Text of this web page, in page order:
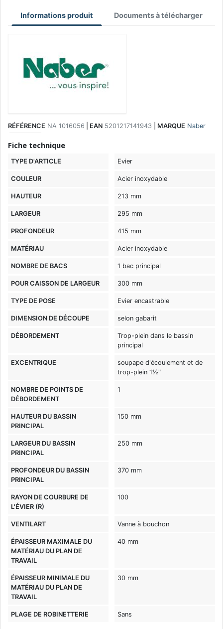
Informations produit Documents à télécharger
RÉFÉRENCE NA 1016056 EAN 5201217141943 MARQUE Naber
Fiche technique
TYPE D'ARTICLE Evier
COULEUR Acier inoxydable
HAUTEUR 213 mm
LARGEUR 295 mm
PROFONDEUR 415 mm
MATÉRIAU Acier inoxydable
NOMBRE DE BACS 1 bac principal
POUR CAISSON DE LARGEUR 300 mm
TYPE DE POSE Evier encastrable
DIMENSION DE DÉCOUPE selon gabarit
DÉBORDEMENT
Trop-plein dans le bassin
principal
EXCENTRIQUE
soupape d'écoulement et de
trop-plein 1½"
NOMBRE DE POINTS DE
DÉBORDEMENT
1
HAUTEUR DU BASSIN
PRINCIPAL
150 mm
LARGEUR DU BASSIN
PRINCIPAL
250 mm
PROFONDEUR DU BASSIN
PRINCIPAL
370 mm
RAYON DE COURBURE DE
L'ÉVIER (R)
100
VENTILART Vanne à bouchon
ÉPAISSEUR MAXIMALE DU
MATÉRIAU DU PLAN DE
TRAVAIL
40 mm
ÉPAISSEUR MINIMALE DU
MATÉRIAU DU PLAN DE
TRAVAIL
30 mm
PLAGE DE ROBINETTERIE Sans